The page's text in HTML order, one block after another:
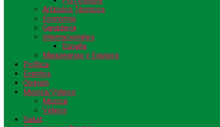
Artículos Técnicos
Economía
Ganadería
Internacionales
España
Maquinarias y Equipos
Política
Eventos
Opinión
Música/Videos
Música
Videos
Salud